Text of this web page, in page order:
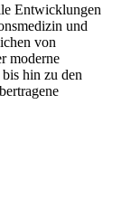
Entwicklungen
und
von
moderne
hin zu den